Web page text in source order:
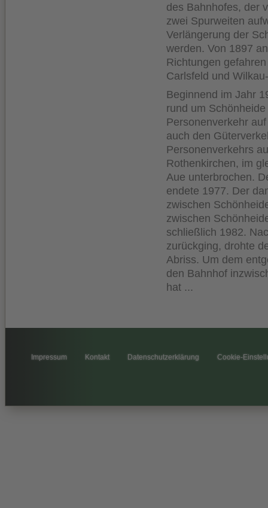
des Bahnhofes, der
zwei Spurweiten
Verlängerung der
werden. Von 1897
Richtungen
Carlsfeld und
Beginnend im Jahr
rund um
Personenverkehr
auch den
Personenverkehrs
Rothenkirchen, im
Aue unterbrochen.
endete 1977. Der
zwischen
zwischen
schließlich 1982.
zurückging, drohte
Abriss. Um dem
den Bahnhof
hat ...
Impressum Kontakt Datenschutzerklärung Cookie-